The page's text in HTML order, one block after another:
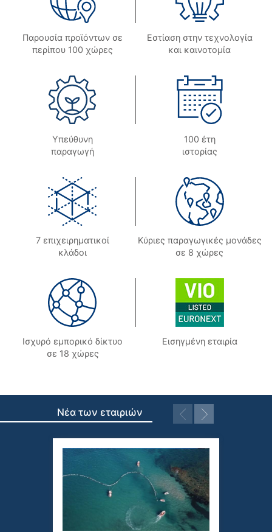
Παρουσία προϊόντων σε
περίπου 100 χώρες
Εστίαση στην τεχνολογία
και καινοτομία
Υπεύθυνη
παραγωγή
100 έτη
ιστορίας
7 επιχειρηματικοί
κλάδοι
Κύριες παραγωγικές μονάδες
σε 8 χώρες
Ισχυρό εμπορικό δίκτυο
σε 18 χώρες
Εισηγμένη εταιρία
Νέα των εταιριών